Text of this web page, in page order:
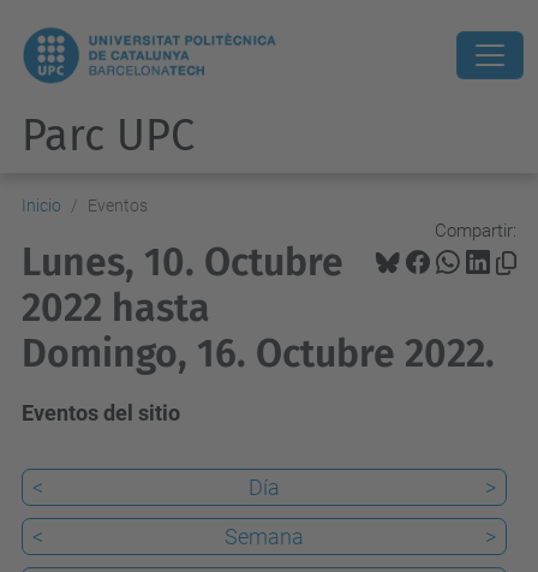
Parc UPC
Inicio Eventos
Compartir:
Lunes, 10. Octubre
2022 hasta
Domingo, 16. Octubre 2022.
Eventos del sitio
< Día
>
<
Semana
>